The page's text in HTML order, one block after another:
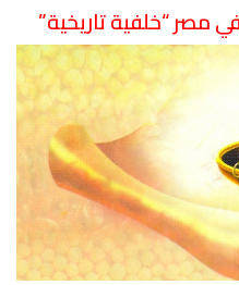
مصر “خلفية تاريخية”